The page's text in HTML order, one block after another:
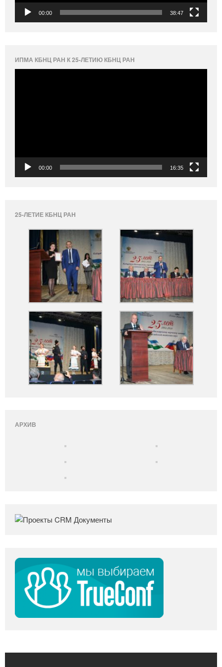
00:00 38:47
ИПМА КБНЦ РАН К 25-ЛЕТИЮ КБНЦ РАН
00:00 16:35
25-ЛЕТИЕ КБНЦ РАН
АРХИВ